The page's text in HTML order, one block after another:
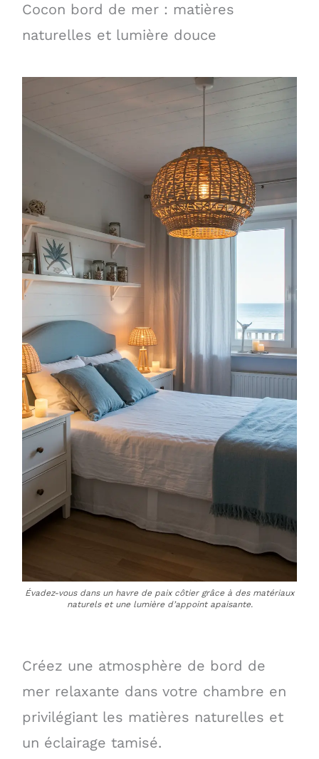
Cocon bord de mer : matières
naturelles et lumière douce
Évadez-vous dans un havre de paix côtier grâce à des matériaux
naturels et une lumière d’appoint apaisante.
Créez une atmosphère de bord de
mer relaxante dans votre chambre en
privilégiant les matières naturelles et
un éclairage tamisé.